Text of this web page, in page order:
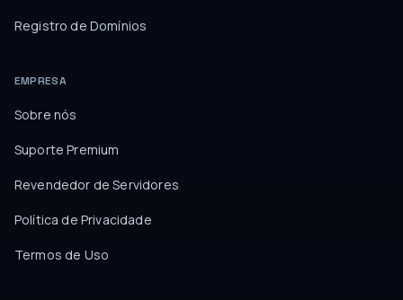
Registro de Domínios
EMPRESA
Sobre nós
Suporte Premium
Revendedor de Servidores
Política de Privacidade
Termos de Uso